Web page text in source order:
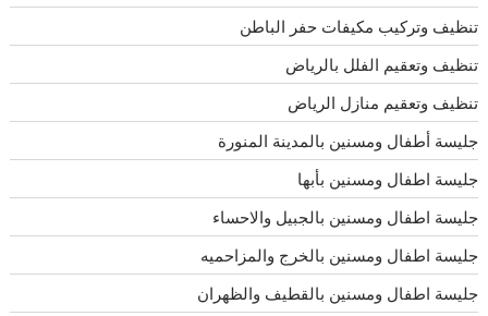
تنظيف وتركيب مكيفات حفر الباطن
تنظيف وتعقيم الفلل بالرياض
تنظيف وتعقيم منازل الرياض
جليسة أطفال ومسنين بالمدينة المنورة
جليسة اطفال ومسنين بأبها
جليسة اطفال ومسنين بالجبيل والاحساء
جليسة اطفال ومسنين بالخرج والمزاحميه
جليسة اطفال ومسنين بالقطيف والظهران